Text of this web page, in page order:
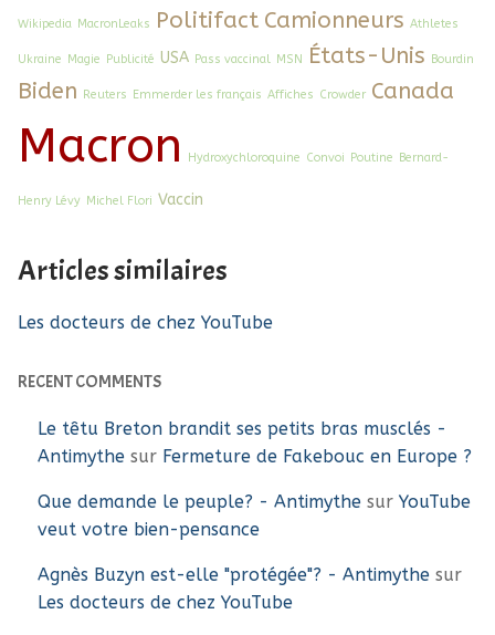
Wikipedia MacronLeaks Politifact Camionneurs Athletes
Ukraine Magie Publicité USA Pass vaccinal MSN États-Unis Bourdin
Biden Reuters Emmerder les français Affiches Crowder Canada
Macron Hydroxychloroquine Convoi Poutine Bernard-
Henry Lévy Michel Flori Vaccin
Articles similaires
Les docteurs de chez YouTube
RECENT COMMENTS
Le têtu Breton brandit ses petits bras musclés -
Antimythe sur Fermeture de Fakebouc en Europe ?
Que demande le peuple? - Antimythe sur YouTube
veut votre bien-pensance
Agnès Buzyn est-elle "protégée"? - Antimythe sur
Les docteurs de chez YouTube